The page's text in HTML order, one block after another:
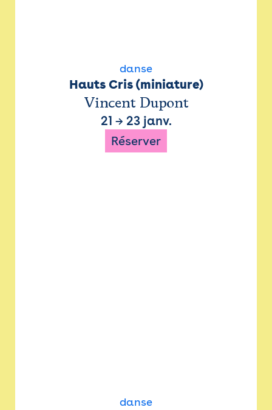
danse
Hauts Cris (miniature)
Vincent Dupont
21 → 23 janv.
Réserver
danse